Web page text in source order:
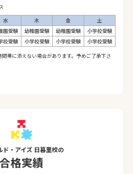
水 木 金
土
園受験 幼稚園受験 幼稚園受験
小学校受験
校受験 小学校受験 小学校受験
小学校受験
帯に添えない場合があります。予めご了承下さ
ド・アイズ 日暮里校の
合格実績